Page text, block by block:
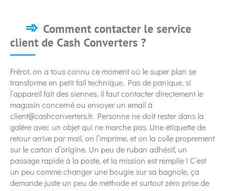
Comment contacter le service
client de Cash Converters ?
Frérot, on a tous connu ce moment où le super plan se
transforme en petit fail technique. Pas de panique, si
l’appareil fait des siennes, il faut contacter directement le
magasin concerné ou envoyer un email à
client@cashconverters.fr. Personne ne doit rester dans la
galère avec un objet qui ne marche pas. Une étiquette de
retour arrive par mail, on l’imprime, et on la colle proprement
sur le carton d’origine. Un peu de ruban adhésif, un
passage rapide à la poste, et la mission est remplie ! C’est
un peu comme changer une bougie sur sa bagnole, ça
demande juste un peu de méthode et surtout zéro prise de